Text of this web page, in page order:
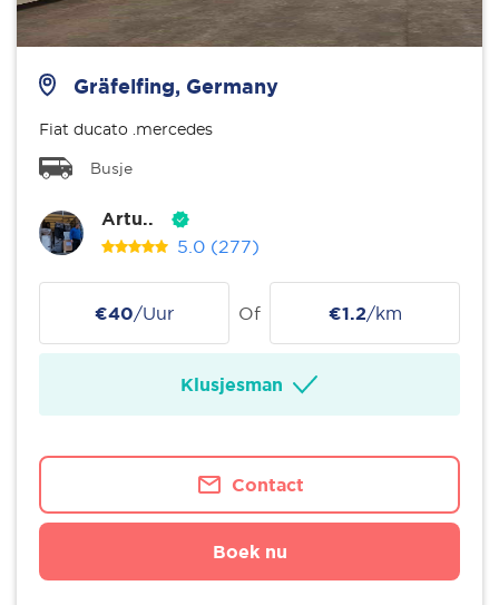
Gräfelfing, Germany
Fiat ducato .mercedes
Busje
Artu..
5.0 (277)
€40/Uur Of €1.2/km
Klusjesman
Contact
Boek nu